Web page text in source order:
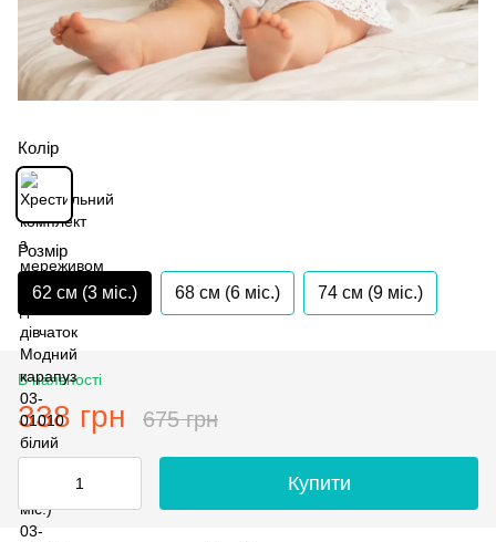
Колір
Розмір
62 см (3 мiс.) 68 см (6 мiс.) 74 см (9 мiс.)
В наявності
338 грн 675 грн
Купити